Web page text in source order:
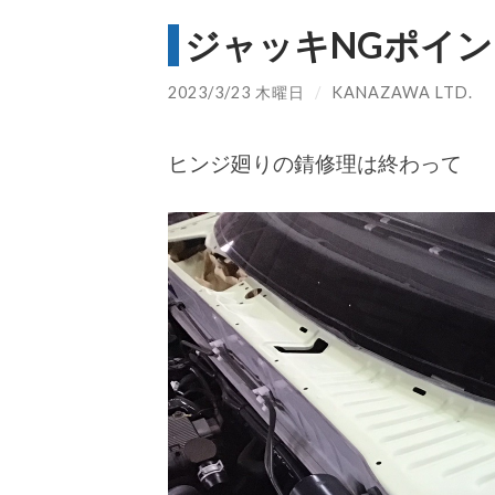
ジャッキNGポイ
2023/3/23 木曜日 / KANAZAWA LTD.
ヒンジ廻りの錆修理は終わって